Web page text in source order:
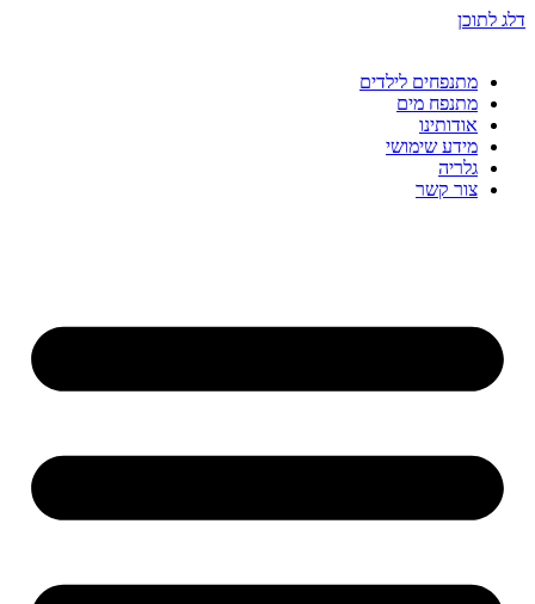
דלג לתוכן
מתנפחים לילדים
מתנפח מים
אודותינו
מידע שימושי
גלריה
צור קשר